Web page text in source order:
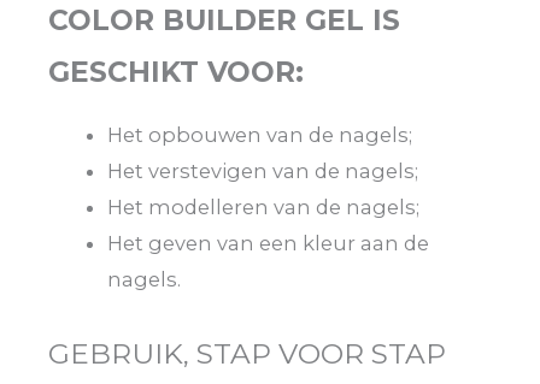
COLOR BUILDER GEL IS
GESCHIKT VOOR:
Het opbouwen van de nagels;
Het verstevigen van de nagels;
Het modelleren van de nagels;
Het geven van een kleur aan de
nagels.
GEBRUIK, STAP VOOR STAP